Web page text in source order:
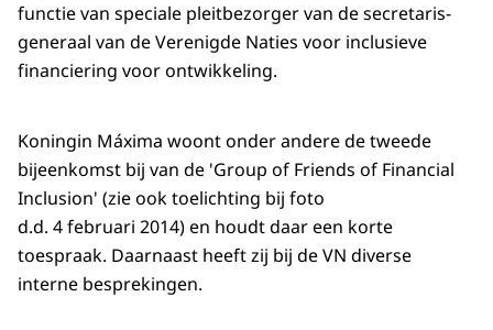
functie van speciale pleitbezorger van de secretaris-
generaal van de Verenigde Naties voor inclusieve
financiering voor ontwikkeling.
Koningin Máxima woont onder andere de tweede
bijeenkomst bij van de 'Group of Friends of Financial
Inclusion' (zie ook toelichting bij foto
d.d. 4 februari 2014) en houdt daar een korte
toespraak. Daarnaast heeft zij bij de VN diverse
interne besprekingen.